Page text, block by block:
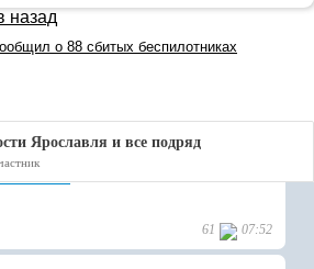
назад
о 88 сбитых беспилотниках